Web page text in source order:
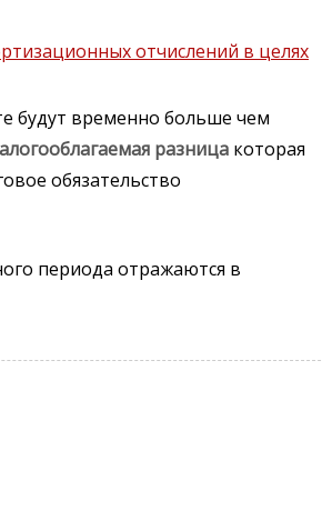
отчислений в целях
будут временно больше чем
разница которая
обязательство
периода отражаются в